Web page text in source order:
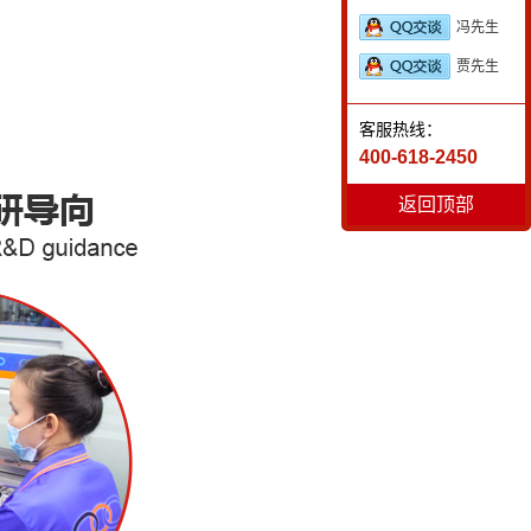
冯先生
贾先生
客服热线：
400-618-2450
返回顶部